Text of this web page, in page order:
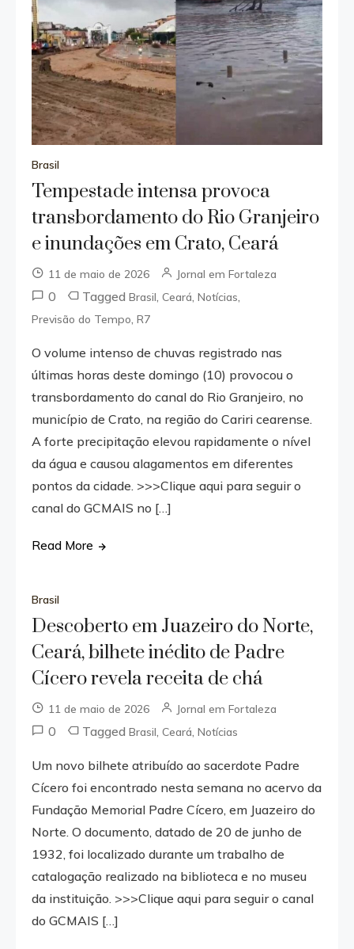
Brasil
Tempestade intensa provoca
transbordamento do Rio Granjeiro
e inundações em Crato, Ceará
11 de maio de 2026 Jornal em Fortaleza
0 TaggedBrasil ,Ceará ,Notícias
Previsão do Tempo ,R7
O volume intenso de chuvas registrado nas
últimas horas deste domingo (10) provocou o
transbordamento do canal do Rio Granjeiro, no
município de Crato, na região do Cariri cearense.
A forte precipitação elevou rapidamente o nível
da água e causou alagamentos em diferentes
pontos da cidade. >>>Clique aqui para seguir o
canal do GCMAIS no […]
Read More
Brasil
Descoberto em Juazeiro do Norte,
Ceará, bilhete inédito de Padre
Cícero revela receita de chá
11 de maio de 2026 Jornal em Fortaleza
0 TaggedBrasil ,Ceará ,Notícias
Um novo bilhete atribuído ao sacerdote Padre
Cícero foi encontrado nesta semana no acervo da
Fundação Memorial Padre Cícero, em Juazeiro do
Norte. O documento, datado de 20 de junho de
1932, foi localizado durante um trabalho de
catalogação realizado na biblioteca e no museu
da instituição. >>>Clique aqui para seguir o canal
do GCMAIS […]